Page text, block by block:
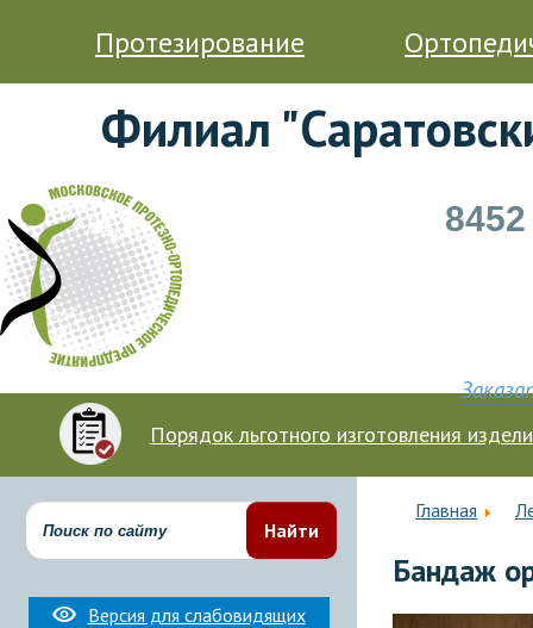
Протезирование
Филиал
8452
Порядок льготного изготовления
Главная
Бандаж
Найти
Версия для слабовидящих